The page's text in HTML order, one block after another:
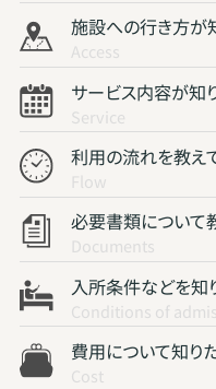
施設への行き方が
Access
サービス内容が知
Service
利用の流れを教え
Flow
必要書類について
Documents
入所条件などを知
Conditions of
費用について知り
Cost